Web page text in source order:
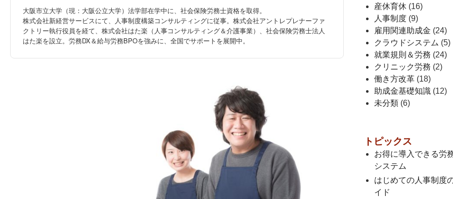
大阪市立大学（現：大阪公立大学）法学部在学中に、社会保険労務士資格を取得。
株式会社新経営サービスにて、人事制度構築コンサルティングに従事。株式会社アントレプレナーファ
クトリー執行役員を経て、株式会社はた楽（人事コンサルティング＆介護事業）、社会保険労務士法人
はた楽を設立。労務DX＆給与労務BPOを強みに、全国でサポートを展開中。
産休育休 (16)
人事制度 (9)
雇用関連助成金 (24)
クラウドシステム (5)
就業規則＆労務 (24)
クリニック労務 (2)
働き方改革 (18)
助成金基礎知識 (12)
未分類 (6)
トピックス
お得に導入できる労
システム
はじめての人事制度
イド